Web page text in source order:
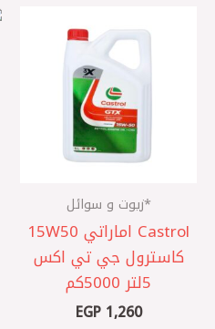
*زيوت و سوائل
Castrol اماراتي 15W50
كاسترول جي تي اكس
5لتر 5000كم
EGP1,260